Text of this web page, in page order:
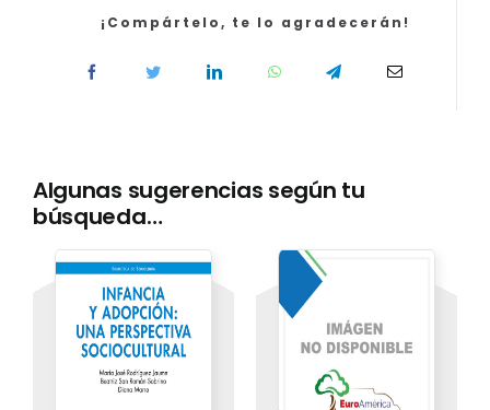
¡Compártelo, te lo agradecerán!
Algunas sugerencias según tu
búsqueda…